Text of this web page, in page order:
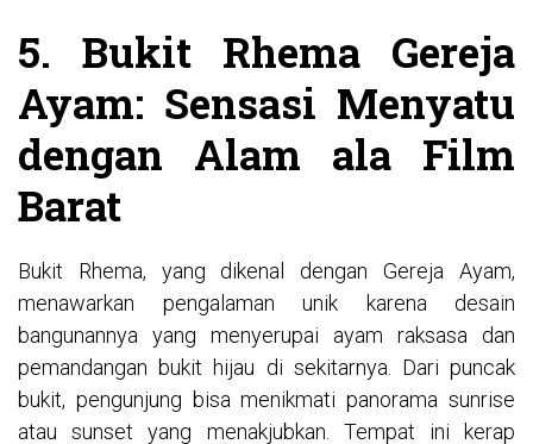
5. Bukit Rhema Gereja
Ayam: Sensasi Menyatu
dengan Alam ala Film
Barat
Bukit Rhema, yang dikenal dengan Gereja Ayam,
menawarkan pengalaman unik karena desain
bangunannya yang menyerupai ayam raksasa dan
pemandangan bukit hijau di sekitarnya. Dari puncak
bukit, pengunjung bisa menikmati panorama sunrise
atau sunset yang menakjubkan. Tempat ini kerap